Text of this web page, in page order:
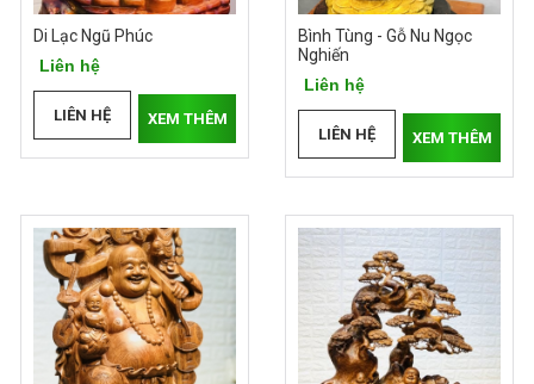
Di Lạc Ngũ Phúc
Liên hệ
LIÊN HỆ XEM THÊM
Bình Tùng - Gỗ Nu Ngọc
Nghiến
Liên hệ
LIÊN HỆ XEM THÊM